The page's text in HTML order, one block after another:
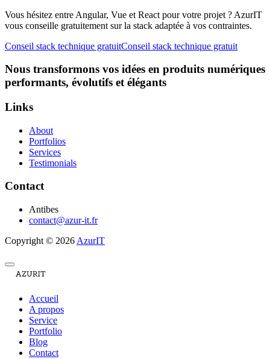
Vous hésitez entre Angular, Vue et React pour votre projet ? AzurIT
vous conseille gratuitement sur la stack adaptée à vos contraintes.
Conseil stack technique gratuitConseil stack technique gratuit
Nous transformons vos idées en produits numériques
performants, évolutifs et élégants
Links
About
Portfolios
Services
Testimonials
Contact
Antibes
contact@azur-it.fr
Copyright © 2026 AzurIT
Accueil
A propos
Service
Portfolio
Blog
Contact